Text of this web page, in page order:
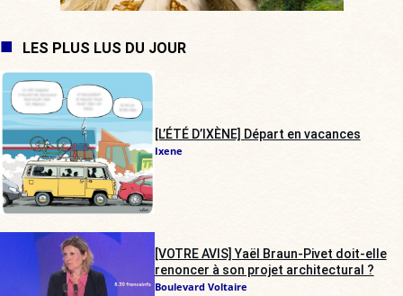
LES PLUS LUS DU JOUR
[L’ÉTÉ D’IXÈNE] Départ en vacances
Ixene
[VOTRE AVIS] Yaël Braun-Pivet doit-elle
renoncer à son projet architectural ?
Boulevard Voltaire